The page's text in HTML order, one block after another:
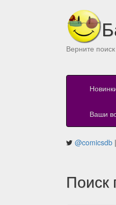
Верните
Ваши
@comicsdb |
Поиск